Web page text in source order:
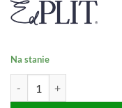
Na stanie